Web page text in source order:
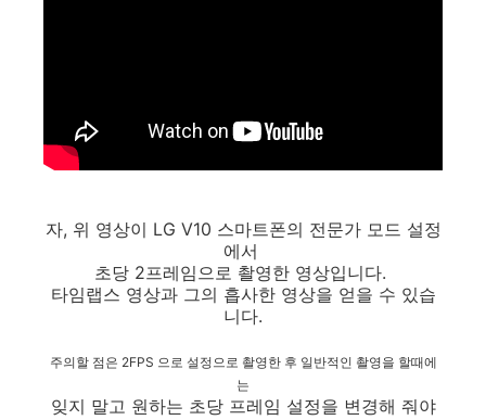
자, 위 영상이 LG V10 스마트폰의 전문가 모드 설정
에서
초당 2프레임으로 촬영한 영상입니다.
타임랩스 영상과 그의 흡사한 영상을 얻을 수 있습
니다.
주의할 점은 2FPS 으로 설정으로 촬영한 후 일반적인 촬영을 할때에
는
잊지 말고 원하는 초당 프레임 설정을 변경해 줘야